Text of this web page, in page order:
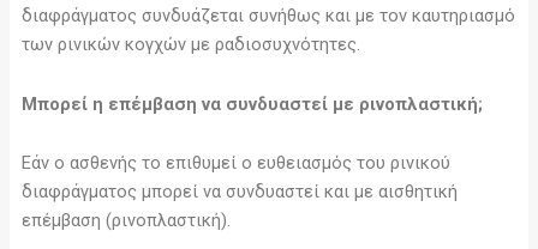
διαφράγματος συνδυάζεται συνήθως και με τον καυτηριασμό
των ρινικών κογχών με ραδιοσυχνότητες.
Μπορεί η επέμβαση να συνδυαστεί με ρινοπλαστική;
Εάν ο ασθενής το επιθυμεί ο ευθειασμός του ρινικού
διαφράγματος μπορεί να συνδυαστεί και με αισθητική
επέμβαση (ρινοπλαστική).